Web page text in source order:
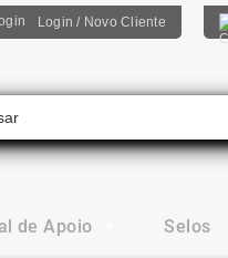
Login / Novo Cliente
de Apoio Selos